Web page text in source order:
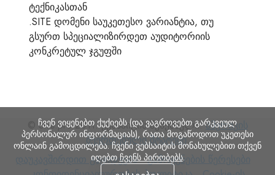
ტექნიკასთან
.SITE დომენი საუკეთესო ვარიანტია, თუ
გსურთ სპეციალიზირდეთ აუდიტორიის
კონკრეტულ ჯგუფში
© Site.pro 2011. ვებსაიტის შემქმნელი.ამერიკის
შეერთებული შტატები.
დაუკავშირდით გაყიდვებს
გამოყენების
გამოყენების წერესები
ჩვენ ვიყენებთ ქუქიებს (და ვაგროვებთ გარკვეულ
პერსონალურ ინფორმაციას), რათა მოგაწოდოთ უკეთესი
ონლაინ გამოცდილება. ჩვენი ვებსაიტის მონახულებით თქვენ
იღებთ ჩვენს პირობებს.